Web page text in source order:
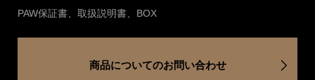
PAW保証書、取扱説明書、BOX
商品についてのお問い合わせ